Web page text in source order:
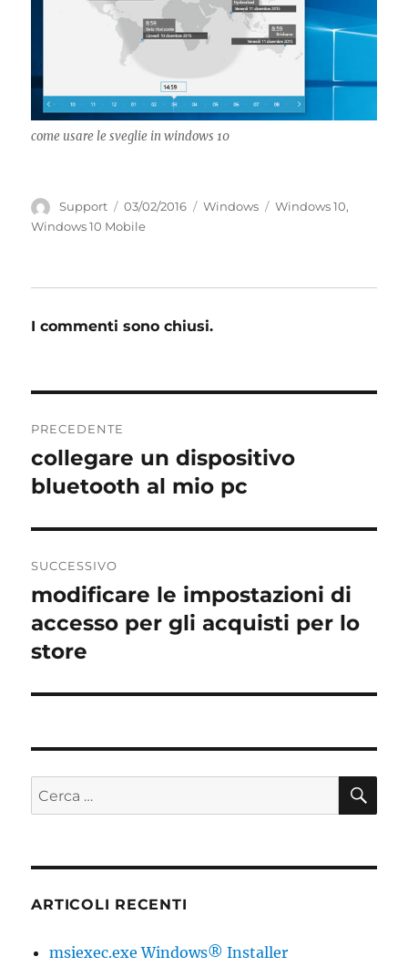
come usare le sveglie in windows 10
Autore
Support
Pubblicato
il
03/02/2016 Categorie
Windows Tag
Windows 10,
Windows 10 Mobile
I commenti sono chiusi.
articoli
PRECEDENTE
Articolo
precedente:
collegare un dispositivo
bluetooth al mio pc
SUCCESSIVO
Articolo
successivo:
modificare le impostazioni di
accesso per gli acquisti per lo
store
Cerca:
ARTICOLI RECENTI
msiexec.exe Windows® Installer